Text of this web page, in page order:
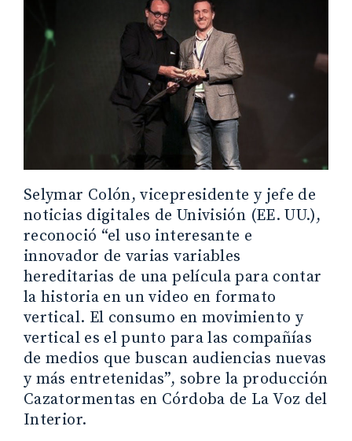
Selymar Colón, vicepresidente y jefe de
noticias digitales de Univisión (EE. UU.),
reconoció “el uso interesante e
innovador de varias variables
hereditarias de una película para contar
la historia en un video en formato
vertical. El consumo en movimiento y
vertical es el punto para las compañías
de medios que buscan audiencias nuevas
y más entretenidas”, sobre la producción
Cazatormentas en Córdoba de La Voz del
Interior.